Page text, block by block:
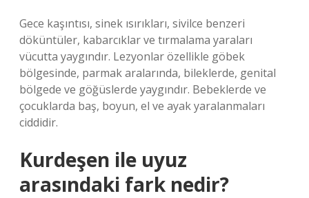
Gece kaşıntısı, sinek ısırıkları, sivilce benzeri
döküntüler, kabarcıklar ve tırmalama yaraları
vücutta yaygındır. Lezyonlar özellikle göbek
bölgesinde, parmak aralarında, bileklerde, genital
bölgede ve göğüslerde yaygındır. Bebeklerde ve
çocuklarda baş, boyun, el ve ayak yaralanmaları
ciddidir.
Kurdeşen ile uyuz
arasındaki fark nedir?